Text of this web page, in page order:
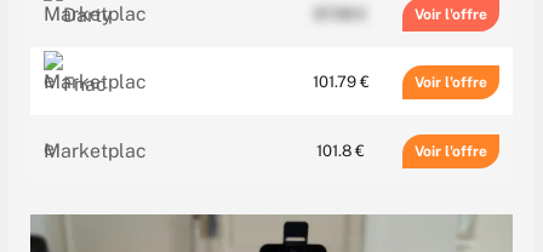
Voir
101.79 € Voir
101.8 € Voir